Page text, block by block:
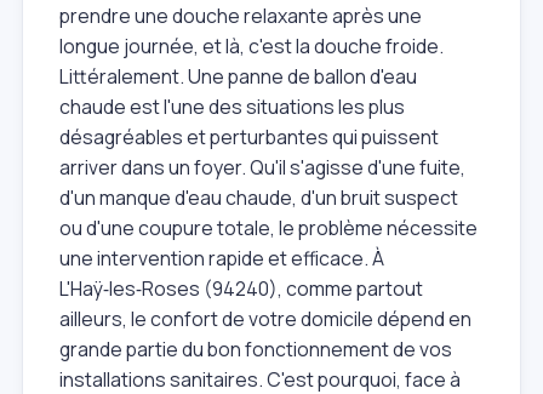
prendre une douche relaxante après une
longue journée, et là, c'est la douche froide.
Littéralement. Une panne de ballon d'eau
chaude est l'une des situations les plus
désagréables et perturbantes qui puissent
arriver dans un foyer. Qu'il s'agisse d'une fuite,
d'un manque d'eau chaude, d'un bruit suspect
ou d'une coupure totale, le problème nécessite
une intervention rapide et efficace. À
L'Haÿ‑les‑Roses (94240), comme partout
ailleurs, le confort de votre domicile dépend en
grande partie du bon fonctionnement de vos
installations sanitaires. C'est pourquoi, face à